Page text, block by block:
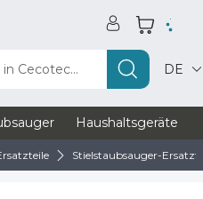
Cecotec... DE
Haushaltsgeräte
Stielstaubsauger-